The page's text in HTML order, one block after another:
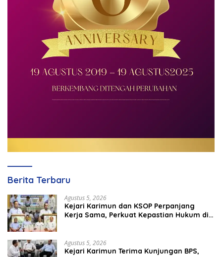
Berita Terbaru
Agustus 5, 2026
Kejari Karimun dan KSOP Perpanjang
Kerja Sama, Perkuat Kepastian Hukum di
Agustus 5, 2026
Kejari Karimun Terima Kunjungan BPS,